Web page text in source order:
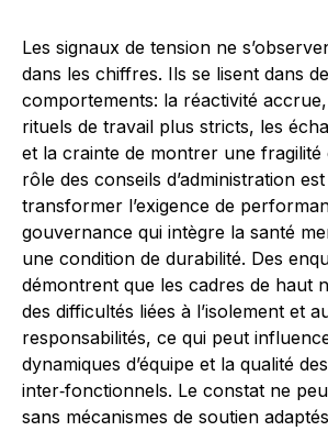
Les signaux de tension ne
dans les chiffres. Ils se lisent dans
comportements: la réactivité
rituels de travail plus stricts, les
et la crainte de montrer une fragilité
rôle des conseils d’administration
transformer l’exigence de
gouvernance qui intègre la santé
une condition de durabilité. Des
démontrent que les cadres de haut
des difficultés liées à l’isolement et
responsabilités, ce qui peut
dynamiques d’équipe et la qualité
inter‑fonctionnels. Le constat ne
sans mécanismes de soutien